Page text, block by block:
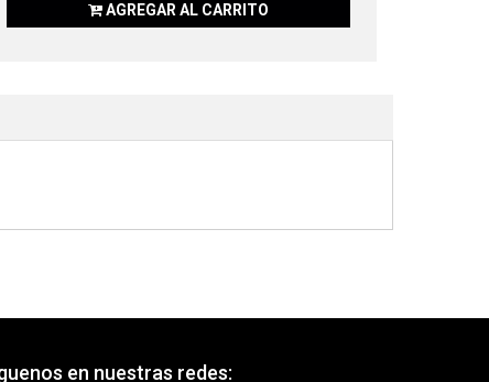
AGREGAR AL CARRITO
en nuestras redes: